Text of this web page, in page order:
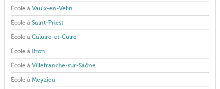
École à Vaulx-en-Velin
École à Saint-Priest
École à Caluire-et-Cuire
École à Bron
École à Villefranche-sur-Saône
École à Meyzieu